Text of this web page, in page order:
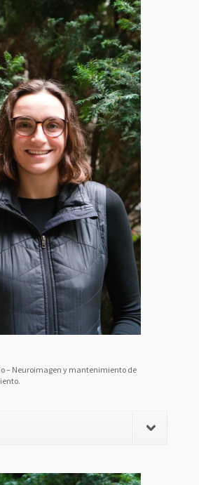
– Neuroimagen y mantenimiento de